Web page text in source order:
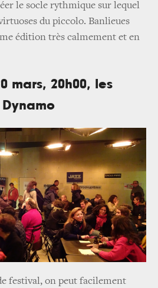
le socle rythmique sur lequel
du piccolo. Banlieues
édition très calmement et en
mars, 20h00, les
festival, on peut facilement